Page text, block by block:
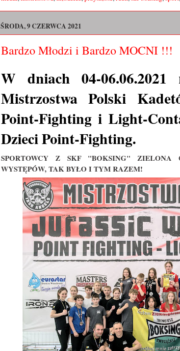
ŚRODA, 9 CZERWCA 2021
Bardzo Młodzi i Bardzo MOCNI !!!
W dniach 04-
Mistrzostwa Polski
Point-Fighting i Light-
Dzieci Point-Fighting.
SPORTOWCY Z SKF "BOKSING" ZIELONA
WYSTĘPÓW, TAK BYŁO I TYM RAZEM!